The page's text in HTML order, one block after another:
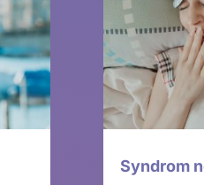
Syndrom